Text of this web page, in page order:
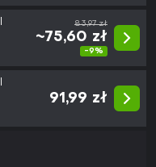
83,97 zł
~75,60 zł
-9%
91,99 zł